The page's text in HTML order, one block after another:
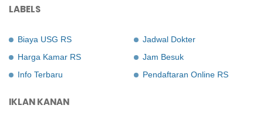
LABELS
Biaya USG RS
Harga Kamar RS
Info Terbaru
Jadwal Dokter
Jam Besuk
Pendaftaran Online RS
IKLAN KANAN